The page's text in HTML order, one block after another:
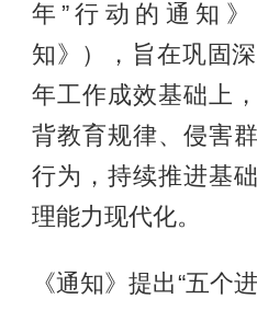
年”行动的通知
知》），旨在巩固
年工作成效基础上
背教育规律、侵害
行为，持续推进基
理能力现代化。
《通知》提出“五个